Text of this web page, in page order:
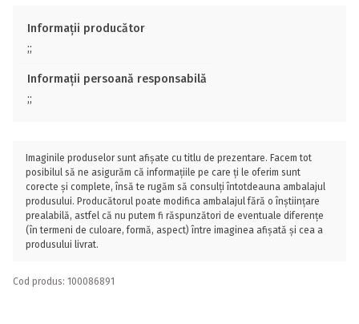
Informații producător
;;
Informații persoană responsabilă
;;
Imaginile produselor sunt afișate cu titlu de prezentare. Facem tot
posibilul să ne asigurăm că informațiile pe care ți le oferim sunt
corecte și complete, însă te rugăm să consulți întotdeauna ambalajul
produsului. Producătorul poate modifica ambalajul fără o înștiințare
prealabilă, astfel că nu putem fi răspunzători de eventuale diferențe
(în termeni de culoare, formă, aspect) între imaginea afișată și cea a
produsului livrat.
Cod produs: 100086891